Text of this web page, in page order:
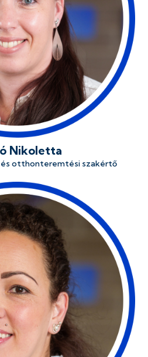
Nikoletta
otthonteremtési szakértő